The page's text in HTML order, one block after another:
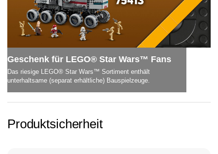
Geschenk für LEGO® Star Wars™ Fans
Das riesige LEGO® Star Wars™ Sortiment enthält
unterhaltsame (separat erhältliche) Bauspielzeuge.
Produktsicherheit